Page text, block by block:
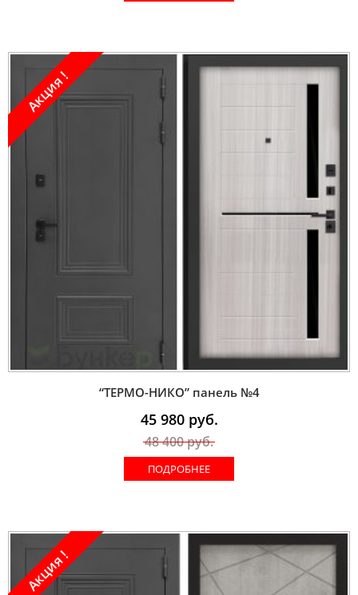
Акция !
“ТЕРМО-НИКО” панель №4
45 980руб.
48 400руб.
ПОДРОБНЕЕ
Акция !